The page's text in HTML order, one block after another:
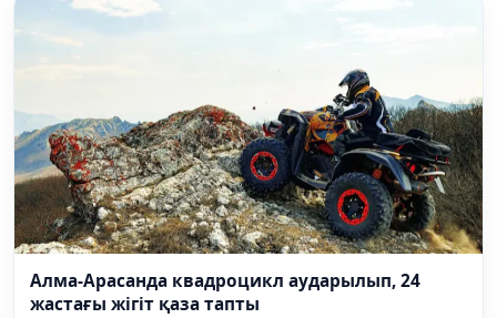
Алма-Арасанда квадроцикл аударылып, 24
жастағы жігіт қаза тапты